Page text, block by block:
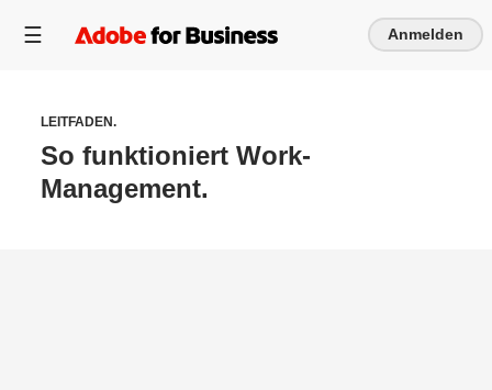
Anmelden
LEITFADEN.
So funktioniert Work-
Management.